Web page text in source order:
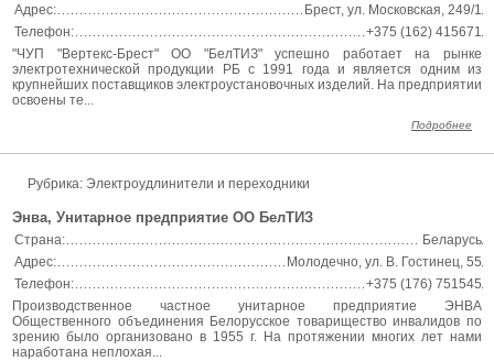
Адрес:
Брест, ул. Московская, 249/1
Телефон:
+375 (162) 415671
"ЧУП "Вертекс-Брест" ОО "БелТИЗ" успешно работает на рынке
электротехнической продукции РБ с 1991 года и является одним из
крупнейших поставщиков электроустановочных изделий. На предприятии
освоены те...
Подробнее
Рубрика: Электроудлинители и переходники
Энва, Унитарное предприятие ОО БелТИЗ
Страна:
Беларусь
Адрес:
Молодечно, ул. В. Гостинец, 55
Телефон:
+375 (176) 751545
Производственное частное унитарное предприятие ЭНВА
Общественного объединения Белорусское товарищество инвалидов по
зрению было организовано в 1955 г. На протяжении многих лет нами
наработана неплохая...